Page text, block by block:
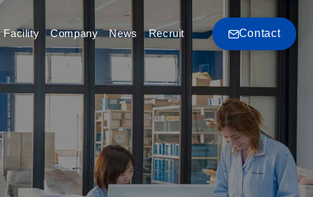
Facility Company News Recruit Contact